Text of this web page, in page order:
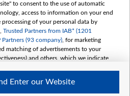
мульт
English
Biełsat PL
Now
History
Music
Doc
to consent to the use of automatic
access to information on your end
of your personal data by
Trusted Partners from IAB* (1201
Partners (93 company) , for marketing
matching of advertisements to your
and others, which we indicate
by TVP S.A. w likwidacji are as
Enter our Website